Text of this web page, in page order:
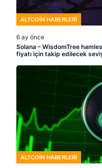
ALTCOIN HABERLERI
6 ay önce
Solana – WisdomTree
fiyatı için takip edilecek
ALTCOIN HABERLERI